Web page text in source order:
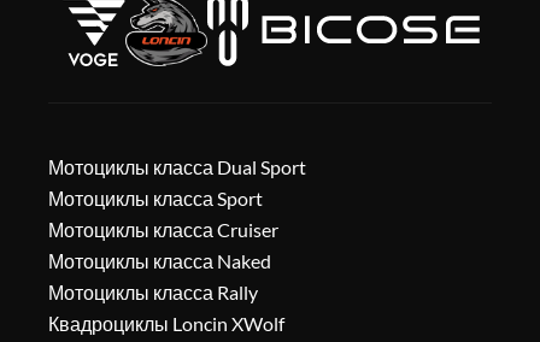
Мотоциклы класса Dual Sport
Мотоциклы класса Sport
Мотоциклы класса Cruiser
Мотоциклы класса Naked
Мотоциклы класса Rally
Квадроциклы Loncin XWolf